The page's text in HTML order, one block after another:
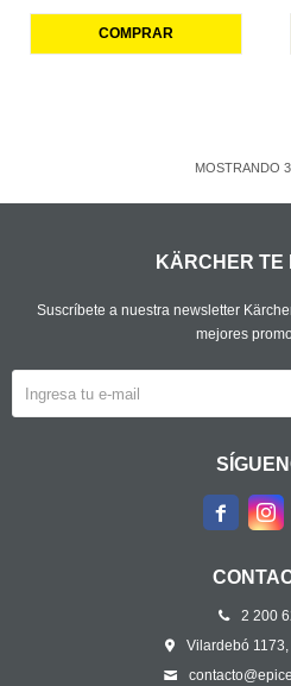
MOSTRANDO
2 200
Vilardebó
 
KÄRCHER TE
Suscríbete a nuestra newsletter
mejores